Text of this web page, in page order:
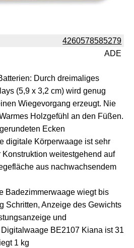
4260578585279
ADE
Durch dreimaliges
(5,9 x 3,2 cm) wird genug
Wiegevorgang erzeugt. Nie
Holzgefühl an den Füßen.
Ecken
digitale Körperwaage ist sehr
Konstruktion weitestgehend auf
aus nachwachsendem
Badezimmerwaage wiegt bis
Schritten, Anzeige des Gewichts
und
BE2107 Kiana ist 31
1 kg